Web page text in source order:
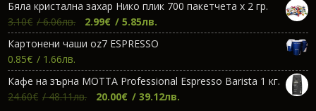
was:
3.20€.
е:
2.90€.
Бяла кристална захар Нико плик 700 пакетчета х 2 гр.
3.10€ / 6.06лв.
Original
price
was:
3.10€.
2.99€ / 5.85лв.
цена
е:
2.99€.
Картонени чаши oz7 ESPRESSO
0.85€ / 1.66лв.
Кафе на зърна МОТТА Professional Espresso Barista 1 кг.
24.60€ / 48.11лв.
Original
20.00€ / 39.12лв.